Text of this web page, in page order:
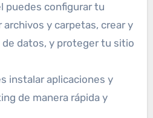
puedes configurar tu
y carpetas, crear y
datos, y proteger tu sitio
instalar aplicaciones y
de manera rápida y